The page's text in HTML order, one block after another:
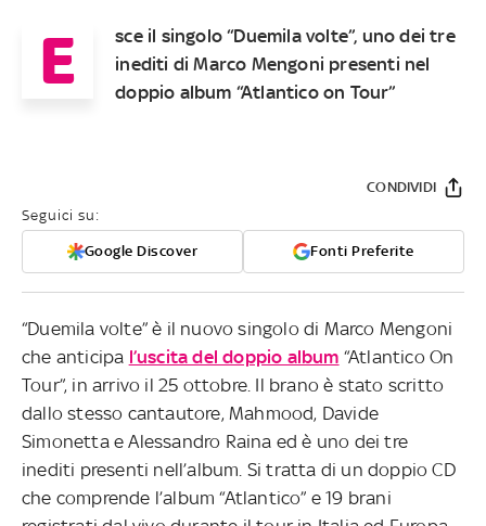
E
sce il singolo “Duemila volte”, uno dei tre
inediti di Marco Mengoni presenti nel
doppio album “Atlantico on Tour”
Seguici su:
Google Discover Fonti Preferite
CONDIVIDI
“Duemila volte” è il nuovo singolo di Marco Mengoni
che anticipa l’uscita del doppio album “Atlantico On
Tour”, in arrivo il 25 ottobre. Il brano è stato scritto
dallo stesso cantautore, Mahmood, Davide
Simonetta e Alessandro Raina ed è uno dei tre
inediti presenti nell’album. Si tratta di un doppio CD
che comprende l’album “Atlantico” e 19 brani